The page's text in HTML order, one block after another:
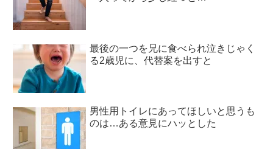
最後の一つを兄に食べられ泣きじゃく
る2歳児に、代替案を出すと
男性用トイレにあってほしいと思うも
のは…ある意見にハッとした